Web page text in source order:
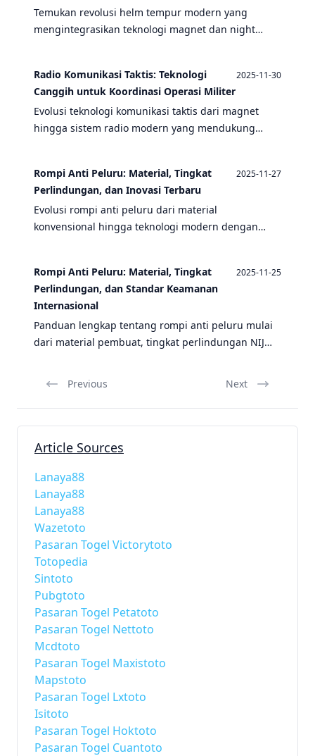
Temukan revolusi helm tempur modern yang
mengintegrasikan teknologi magnet dan night
Radio Komunikasi Taktis: Teknologi
Canggih untuk Koordinasi Operasi Militer
2025-11-30
Evolusi teknologi komunikasi taktis dari magnet
hingga sistem radio modern yang mendukung
personel.
Rompi Anti Peluru: Material, Tingkat
Perlindungan, dan Inovasi Terbaru
2025-11-27
Evolusi rompi anti peluru dari material
konvensional hingga teknologi modern dengan
Rompi Anti Peluru: Material, Tingkat
Perlindungan, dan Standar Keamanan
Internasional
2025-11-25
Panduan lengkap tentang rompi anti peluru mulai
dari material pembuat, tingkat perlindungan NIJ
Previous Next
Article Sources
Lanaya88
Lanaya88
Lanaya88
Wazetoto
Pasaran Togel Victorytoto
Totopedia
Sintoto
Pubgtoto
Pasaran Togel Petatoto
Pasaran Togel Nettoto
Mcdtoto
Pasaran Togel Maxistoto
Mapstoto
Pasaran Togel Lxtoto
Isitoto
Pasaran Togel Hoktoto
Pasaran Togel Cuantoto